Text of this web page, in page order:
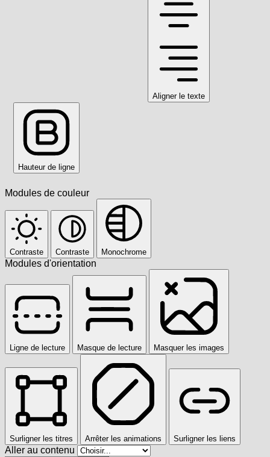
Aligner le texte
Hauteur de ligne
Modules de couleur
Contraste Contraste Monochrome
Modules d'orientation
Ligne de lecture Masque de lecture Masquer les images
Surligner les titres Arrêter les animations Surligner les liens
Aller au contenu